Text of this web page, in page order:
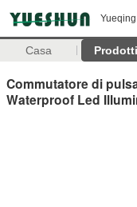
Casa Prodotti
Commutatore di
Waterproof Led